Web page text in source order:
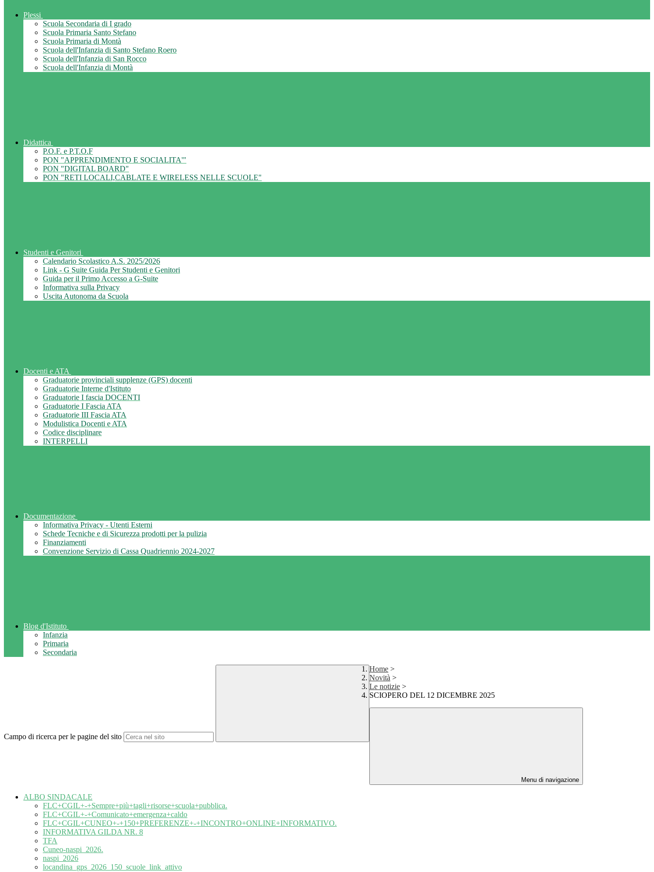
Plessi
Scuola Secondaria di I grado
Scuola Primaria Santo Stefano
Scuola Primaria di Montà
Scuola dell'Infanzia di Santo Stefano Roero
Scuola dell'Infanzia di San Rocco
Scuola dell'Infanzia di Montà
Didattica
P.O.F. e P.T.O.F
PON "APPRENDIMENTO E SOCIALITA'"
PON "DIGITAL BOARD"
PON "RETI LOCALI,CABLATE E WIRELESS NELLE SCUOLE"
Studenti e Genitori
Calendario Scolastico A.S. 2025/2026
Link - G Suite Guida Per Studenti e Genitori
Guida per il Primo Accesso a G-Suite
Informativa sulla Privacy
Uscita Autonoma da Scuola
Docenti e ATA
Graduatorie provinciali supplenze (GPS) docenti
Graduatorie Interne d'Istituto
Graduatorie I fascia DOCENTI
Graduatorie I Fascia ATA
Graduatorie III Fascia ATA
Modulistica Docenti e ATA
Codice disciplinare
INTERPELLI
Documentazione
Informativa Privacy - Utenti Esterni
Schede Tecniche e di Sicurezza prodotti per la pulizia
Finanziamenti
Convenzione Servizio di Cassa Quadriennio 2024-2027
Blog d'Istituto
Infanzia
Primaria
Secondaria
Campo di ricerca per le pagine del sito
Home >
Novità >
Le notizie >
SCIOPERO DEL 12 DICEMBRE 2025
Menu di navigazione
ALBO SINDACALE
FLC+CGIL+-+Sempre+più+tagli+risorse+scuola+pubblica.
FLC+CGIL+-+Comunicato+emergenza+caldo
FLC+CGIL+CUNEO+-+150+PREFERENZE+-+INCONTRO+ONLINE+INFORMATIVO.
INFORMATIVA GILDA NR. 8
TFA
Cuneo-naspi_2026.
naspi_2026
locandina_gps_2026_150_scuole_link_attivo